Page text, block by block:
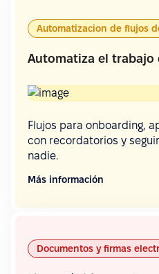
Automatizacion de flujos
Automatiza el trabajo
Flujos para onboarding,
con recordatorios y
nadie.
Más información
Documentos y firmas